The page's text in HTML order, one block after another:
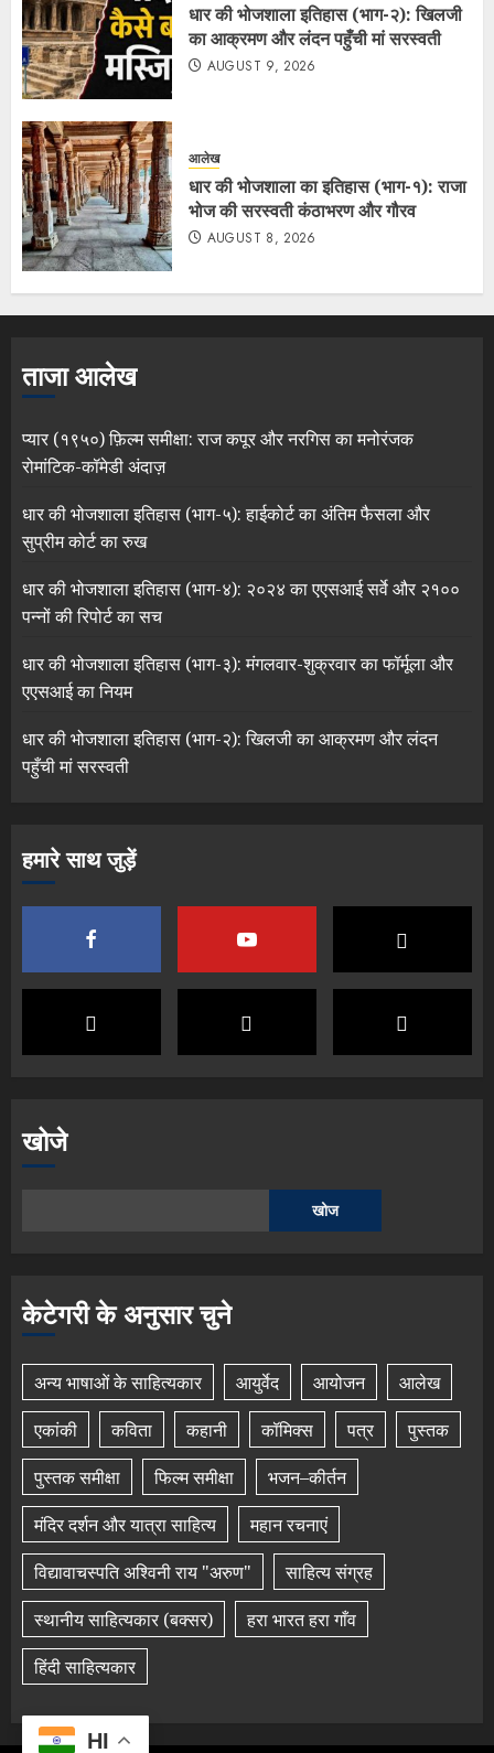
धार की भोजशाला इतिहास (भाग-२): खिलजी
का आक्रमण और लंदन पहुँची मां सरस्वती
AUGUST 9, 2026
आलेख
धार की भोजशाला का इतिहास (भाग-१): राजा
भोज की सरस्वती कंठाभरण और गौरव
AUGUST 8, 2026
ताजा आलेख
प्यार (१९५०) फ़िल्म समीक्षा: राज कपूर और नरगिस का मनोरंजक
रोमांटिक-कॉमेडी अंदाज़
धार की भोजशाला इतिहास (भाग-५): हाईकोर्ट का अंतिम फैसला और
सुप्रीम कोर्ट का रुख
धार की भोजशाला इतिहास (भाग-४): २०२४ का एएसआई सर्वे और २१००
पन्नों की रिपोर्ट का सच
धार की भोजशाला इतिहास (भाग-३): मंगलवार-शुक्रवार का फॉर्मूला और
एएसआई का नियम
धार की भोजशाला इतिहास (भाग-२): खिलजी का आक्रमण और लंदन
पहुँची मां सरस्वती
हमारे साथ जुड़ें
खोजे
खोज
केटेगरी के अनुसार चुने
अन्य भाषाओं के साहित्यकार आयुर्वेद आयोजन
आलेख
एकांकी
कविता कहानी कॉमिक्स पत्र
पुस्तक
पुस्तक समीक्षा
फिल्म समीक्षा
भजन–कीर्तन
मंदिर दर्शन और यात्रा साहित्य
महान रचनाएं
विद्यावाचस्पति अश्विनी राय "अरुण"
साहित्य संग्रह
स्थानीय साहित्यकार (बक्सर)
हरा भारत हरा गाँव
हिंदी साहित्यकार
HI